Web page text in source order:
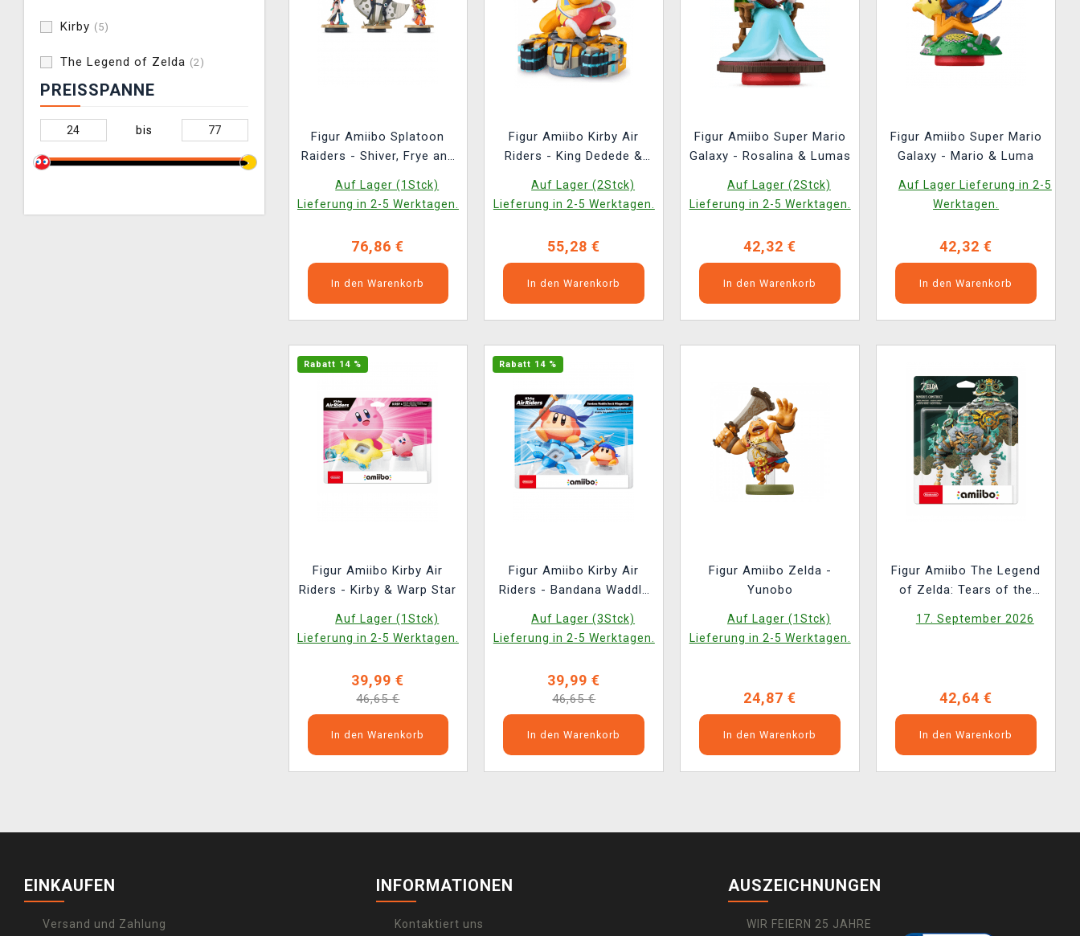
Kirby (5)
The Legend of Zelda (2)
PREISSPANNE
bis
Figur Amiibo Splatoon
Raiders - Shiver, Frye and
Auf Lager (1Stck)
Lieferung in 2-5 Werktagen.
76,86 €
In den Warenkorb
Figur Amiibo Kirby Air
Riders - King Dedede &
Auf Lager (2Stck)
Lieferung in 2-5 Werktagen.
55,28 €
In den Warenkorb
Figur Amiibo Super Mario
Galaxy - Rosalina & Lumas
Auf Lager (2Stck)
Lieferung in 2-5 Werktagen.
42,32 €
In den Warenkorb
Figur Amiibo Super Mario
Galaxy - Mario & Luma
Auf Lager Lieferung in 2-5
Werktagen.
42,32 €
In den Warenkorb
Rabatt 14 %
Figur Amiibo Kirby Air
Riders - Kirby & Warp Star
Auf Lager (1Stck)
Lieferung in 2-5 Werktagen.
39,99 €
46,65 €
In den Warenkorb
Rabatt 14 %
Figur Amiibo Kirby Air
Riders - Bandana Waddle
Auf Lager (3Stck)
Lieferung in 2-5 Werktagen.
39,99 €
46,65 €
In den Warenkorb
Figur Amiibo Zelda -
Yunobo
Auf Lager (1Stck)
Lieferung in 2-5 Werktagen.
24,87 €
In den Warenkorb
Figur Amiibo The Legend
of Zelda: Tears of the
Construct
17. September 2026
42,64 €
In den Warenkorb
EINKAUFEN
Versand und Zahlung
INFORMATIONEN
Kontaktiert uns
AUSZEICHNUNGEN
WIR FEIERN 25 JAHRE